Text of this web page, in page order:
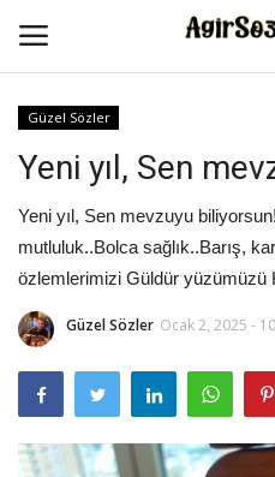
Anasayfa
İletişim
Aşk Sözleri
Güzel Sözler
Şarkı Sözleri
Güzel Sözler
Yeni yıl, Sen
Yeni yıl, Sen mevzuyu
mutluluk..Bolca sağlık..Barış,
özlemlerimizi Güldür yüzümüzü
Güzel Sözler Ocak 2, 2025 -